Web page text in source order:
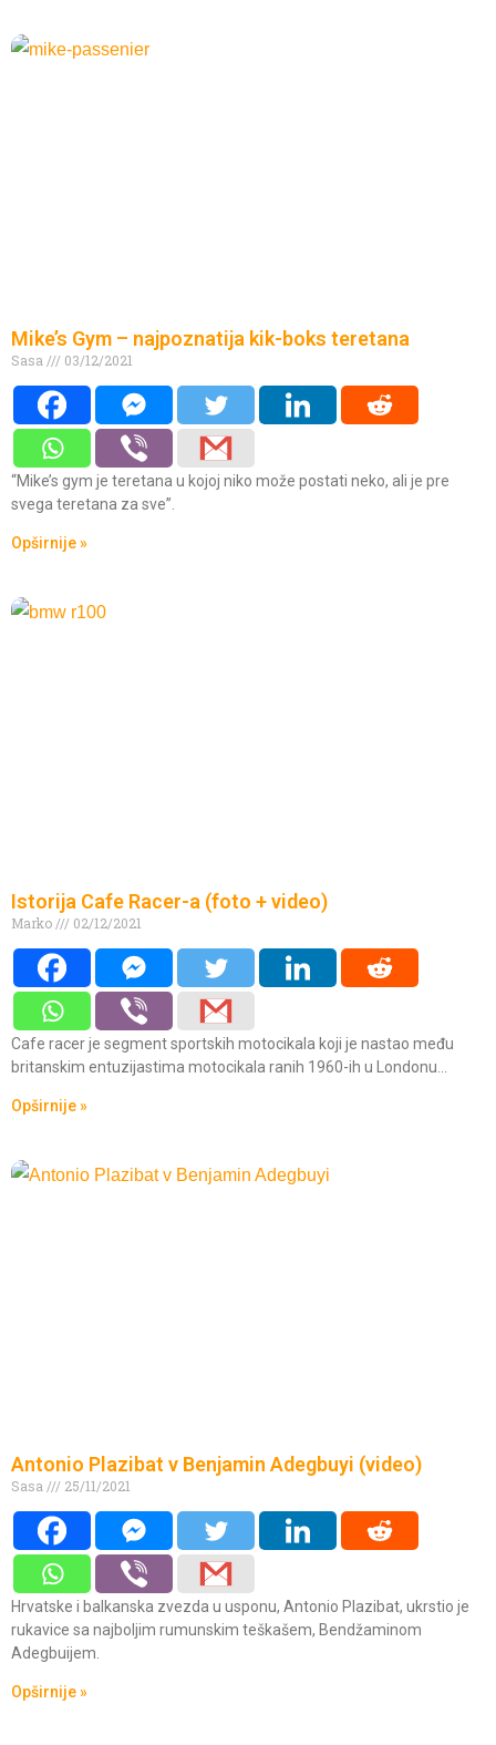
Mike’s Gym – najpoznatija kik-boks teretana
Sasa 03/12/2021
“Mike’s gym je teretana u kojoj niko može postati neko, ali je pre
svega teretana za sve”.
Opširnije »
Istorija Cafe Racer-a (foto + video)
Marko 02/12/2021
Cafe racer je segment sportskih motocikala koji je nastao među
britanskim entuzijastima motocikala ranih 1960-ih u Londonu…
Opširnije »
Antonio Plazibat v Benjamin Adegbuyi (video)
Sasa 25/11/2021
Hrvatske i balkanska zvezda u usponu, Antonio Plazibat, ukrstio je
rukavice sa najboljim rumunskim teškašem, Bendžaminom
Adegbuijem.
Opširnije »